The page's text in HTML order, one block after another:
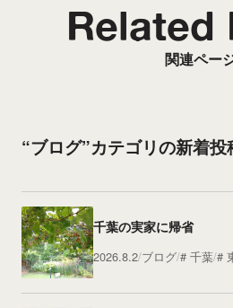
関連ペー
Related
“ブログ”カテゴリの新着投
千葉の実家に帰省
2026.8.2 ブログ 千葉